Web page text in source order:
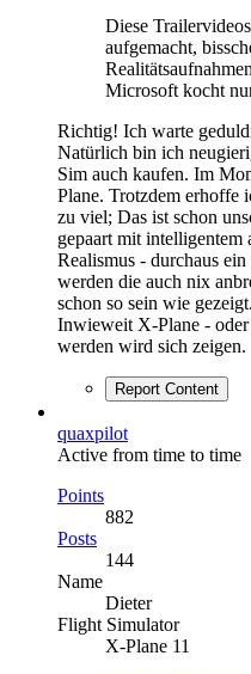
Diese
aufgemacht,
Microsoft kocht
Richtig! Ich warte
Natürlich bin ich
Sim auch kaufen. Im
Plane. Trotzdem
zu viel; Das ist schon
gepaart mit intelligentem
Realismus - durchaus
werden die auch nix
schon so sein wie
Inwieweit X-Plane - oder
werden wird sich zeigen.
Report Content
quaxpilot
Active from time to time
Points
882
Posts
144
Name
Dieter
Flight Simulator
X-Plane 11